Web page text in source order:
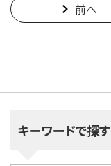
前へ
キーワードで探す